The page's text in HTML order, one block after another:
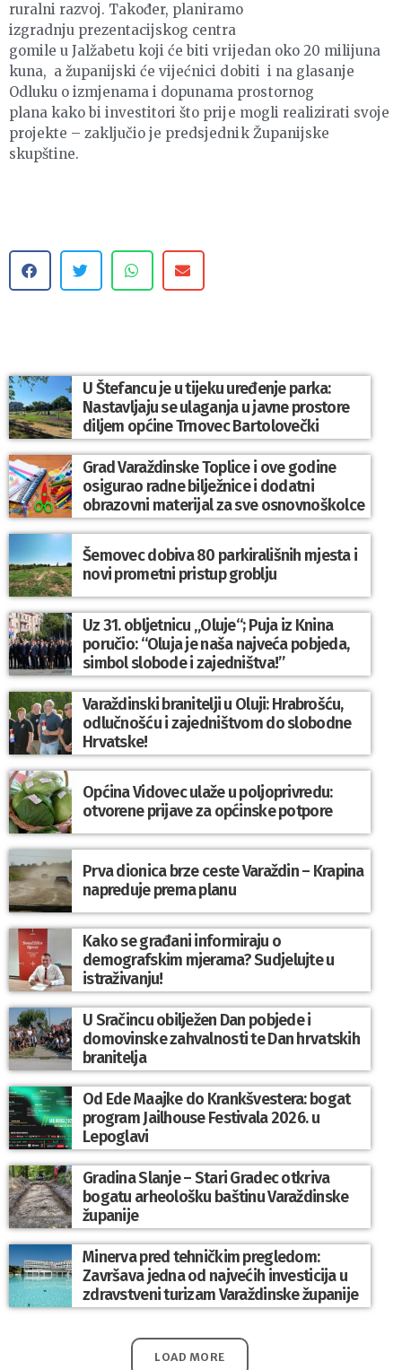
ruralni razvoj. Također, planiramo
izgradnju prezentacijskog centra
gomile u Jalžabetu koji će biti vrijedan oko 20 milijuna
kuna, a županijski će vijećnici dobiti i na glasanje
Odluku o izmjenama i dopunama prostornog
plana kako bi investitori što prije mogli realizirati svoje
projekte – zaključio je predsjednik Županijske
skupštine.
U Štefancu je u tijeku uređenje parka:
Nastavljaju se ulaganja u javne prostore
diljem općine Trnovec Bartolovečki
Grad Varaždinske Toplice i ove godine
osigurao radne bilježnice i dodatni
obrazovni materijal za sve osnovnoškolce
Šemovec dobiva 80 parkirališnih mjesta i
novi prometni pristup groblju
Uz 31. obljetnicu „Oluje“; Puja iz Knina
poručio: “Oluja je naša najveća pobjeda,
simbol slobode i zajedništva!”
Varaždinski branitelji u Oluji: Hrabrošću,
odlučnošću i zajedništvom do slobodne
Hrvatske!
Općina Vidovec ulaže u poljoprivredu:
otvorene prijave za općinske potpore
Prva dionica brze ceste Varaždin – Krapina
napreduje prema planu
Kako se građani informiraju o
demografskim mjerama? Sudjelujte u
istraživanju!
U Sračincu obilježen Dan pobjede i
domovinske zahvalnosti te Dan hrvatskih
branitelja
Od Ede Maajke do Krankšvestera: bogat
program Jailhouse Festivala 2026. u
Lepoglavi
Gradina Slanje – Stari Gradec otkriva
bogatu arheološku baštinu Varaždinske
županije
Minerva pred tehničkim pregledom:
Završava jedna od najvećih investicija u
zdravstveni turizam Varaždinske županije
LOAD MORE